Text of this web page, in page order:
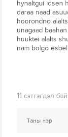
hynaltgui idsen
daraa naad
hoorondno
unagaad
huuktei alalts
nam bolgo
11 сэтгэгдэл